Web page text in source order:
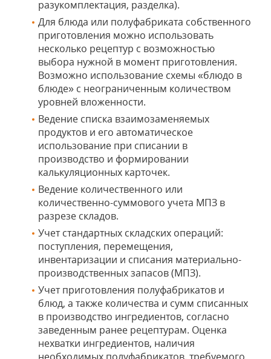
разукомплектация, разделка).
Для блюда или полуфабриката собственного
приготовления можно использовать
несколько рецептур с возможностью
выбора нужной в момент приготовления.
Возможно использование схемы «блюдо в
блюде» с неограниченным количеством
уровней вложенности.
Ведение списка взаимозаменяемых
продуктов и его автоматическое
использование при списании в
производство и формировании
калькуляционных карточек.
Ведение количественного или
количественно-суммового учета МПЗ в
разрезе складов.
Учет стандартных складских операций:
поступления, перемещения,
инвентаризации и списания материально-
производственных запасов (МПЗ).
Учет приготовления полуфабрикатов и
блюд, а также количества и сумм списанных
в производство ингредиентов, согласно
заведенным ранее рецептурам. Оценка
нехватки ингредиентов, наличия